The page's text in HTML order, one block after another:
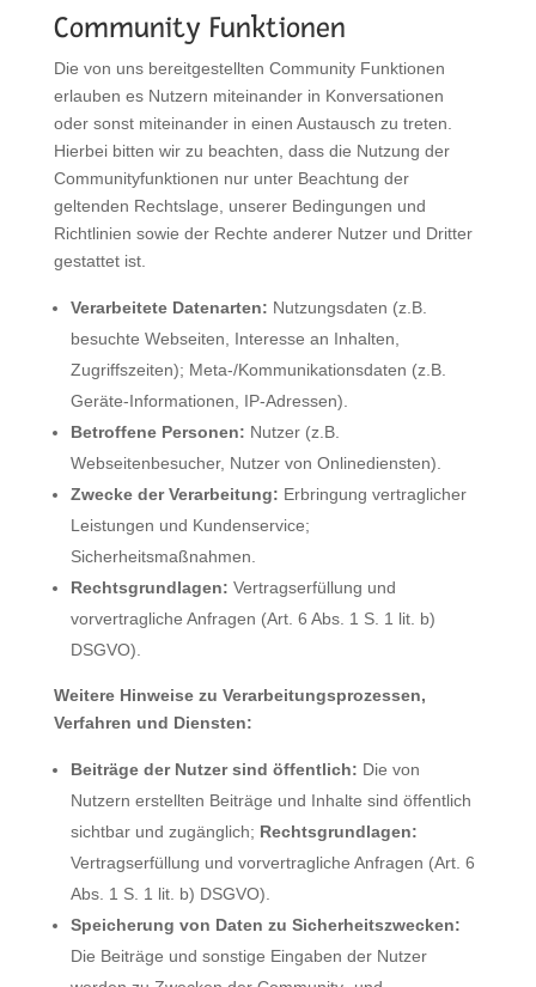
Community Funktionen
Die von uns bereitgestellten Community Funktionen
erlauben es Nutzern miteinander in Konversationen
oder sonst miteinander in einen Austausch zu treten.
Hierbei bitten wir zu beachten, dass die Nutzung der
Communityfunktionen nur unter Beachtung der
geltenden Rechtslage, unserer Bedingungen und
Richtlinien sowie der Rechte anderer Nutzer und Dritter
gestattet ist.
Verarbeitete Datenarten: Nutzungsdaten (z.B.
besuchte Webseiten, Interesse an Inhalten,
Zugriffszeiten); Meta-/Kommunikationsdaten (z.B.
Geräte-Informationen, IP-Adressen).
Betroffene Personen: Nutzer (z.B.
Webseitenbesucher, Nutzer von Onlinediensten).
Zwecke der Verarbeitung: Erbringung vertraglicher
Leistungen und Kundenservice;
Sicherheitsmaßnahmen.
Rechtsgrundlagen: Vertragserfüllung und
vorvertragliche Anfragen (Art. 6 Abs. 1 S. 1 lit. b)
DSGVO).
Weitere Hinweise zu Verarbeitungsprozessen,
Verfahren und Diensten:
Beiträge der Nutzer sind öffentlich: Die von
Nutzern erstellten Beiträge und Inhalte sind öffentlich
sichtbar und zugänglich; Rechtsgrundlagen:
Vertragserfüllung und vorvertragliche Anfragen (Art. 6
Abs. 1 S. 1 lit. b) DSGVO).
Speicherung von Daten zu Sicherheitszwecken:
Die Beiträge und sonstige Eingaben der Nutzer